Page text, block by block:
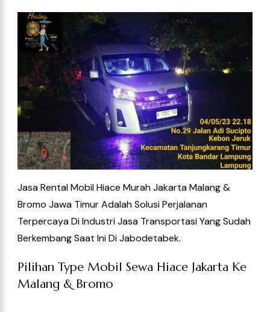
Jasa Rental Mobil Hiace Murah Jakarta Malang &
Bromo Jawa Timur Adalah Solusi Perjalanan
Terpercaya Di Industri Jasa Transportasi Yang Sudah
Berkembang Saat Ini Di Jabodetabek.
Pilihan Type Mobil Sewa Hiace Jakarta Ke
Malang & Bromo